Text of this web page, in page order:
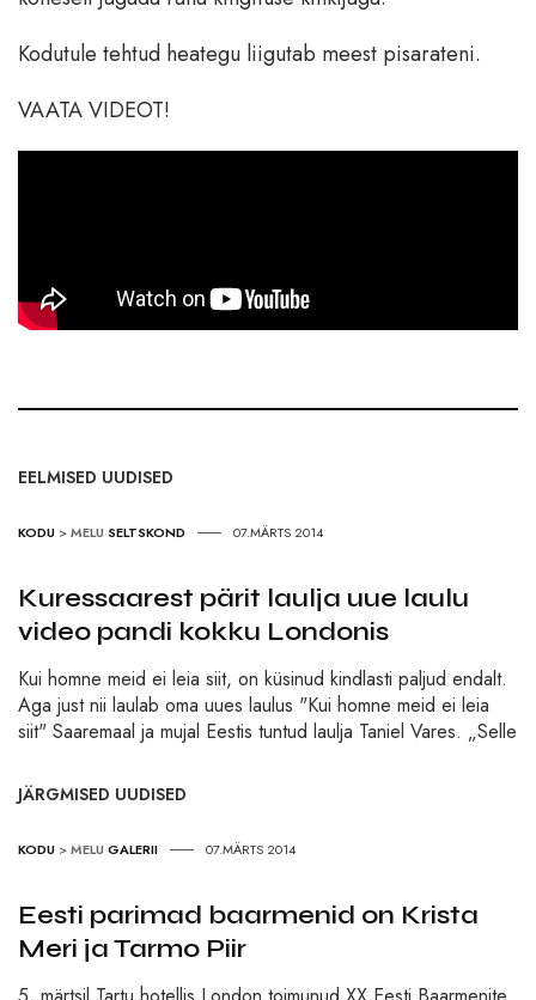
Kodutule tehtud heategu liigutab meest pisarateni.
VAATA VIDEOT!
EELMISED UUDISED
KODU >MELU SELTSKOND 07.MÄRTS 2014
Kuressaarest pärit laulja uue laulu
video pandi kokku Londonis
Kui homne meid ei leia siit, on küsinud kindlasti paljud endalt.
Aga just nii laulab oma uues laulus "Kui homne meid ei leia
siit" Saaremaal ja mujal Eestis tuntud laulja Taniel Vares. „Selle
JÄRGMISED UUDISED
KODU >MELU GALERII 07.MÄRTS 2014
Eesti parimad baarmenid on Krista
Meri ja Tarmo Piir